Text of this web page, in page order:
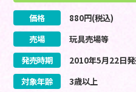
価格 880円(税込)
売場
玩具売場等
発売時期
2010年5月22日
対象年齢
3歳以上